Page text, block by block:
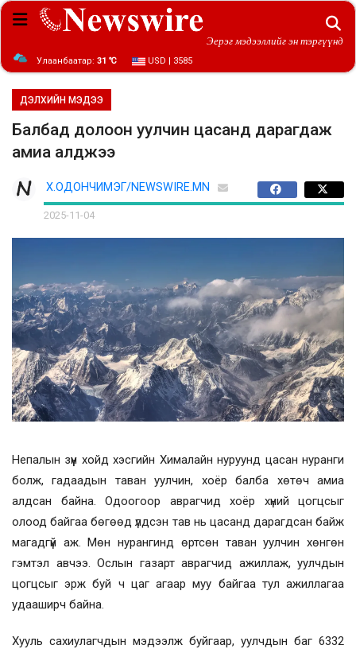
Эерэг мэдээллийг эн тэргүүнд
Улаанбаатар: 31 ℃ USD | 3585
ДЭЛХИЙН МЭДЭЭ
Балбад долоон уулчин цасанд дарагдаж
амиа алджээ
Х.ОДОНЧИМЭГ/NEWSWIRE.MN
2025-11-04
Непалын зүүн хойд хэсгийн Хималайн нуруунд цасан нуранги
болж, гадаадын таван уулчин, хоёр балба хөтөч амиа
алдсан байна. Одоогоор аврагчид хоёр хүний цогцсыг
олоод байгаа бөгөөд үлдсэн тав нь цасанд дарагдсан байж
магадгүй аж. Мөн нурангинд өртсөн таван уулчин хөнгөн
гэмтэл авчээ. Ослын газарт аврагчид ажиллаж, уулчдын
цогцсыг эрж буй ч цаг агаар муу байгаа тул ажиллагаа
удааширч байна.
Хууль сахиулагчдын мэдээлж буйгаар, уулчдын баг 6332